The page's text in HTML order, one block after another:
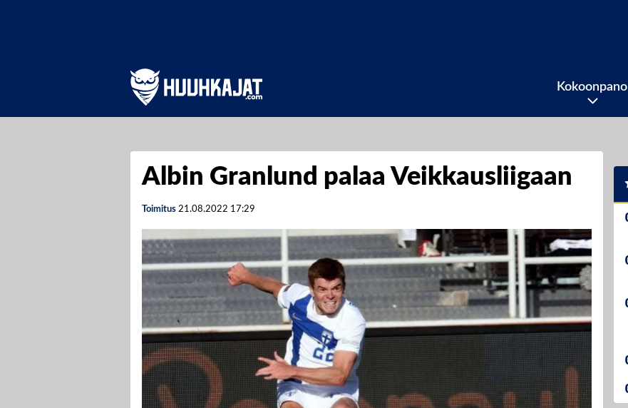
Kokoonpano
Albin Granlund palaa Veikkausliigaan
Toimitus 21.08.2022 17:29